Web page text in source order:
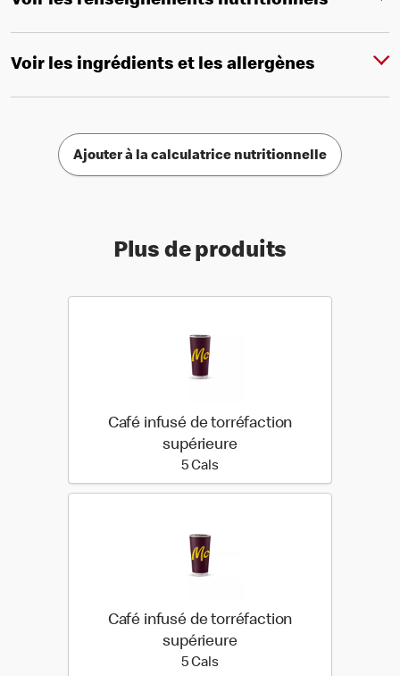
Voir les ingrédients et les allergènes
Ajouter à la calculatrice nutritionnelle
Plus de produits
Café infusé de torréfaction
supérieure
5 Cals5 calories
Café infusé de torréfaction
supérieure
5 Cals5 calories